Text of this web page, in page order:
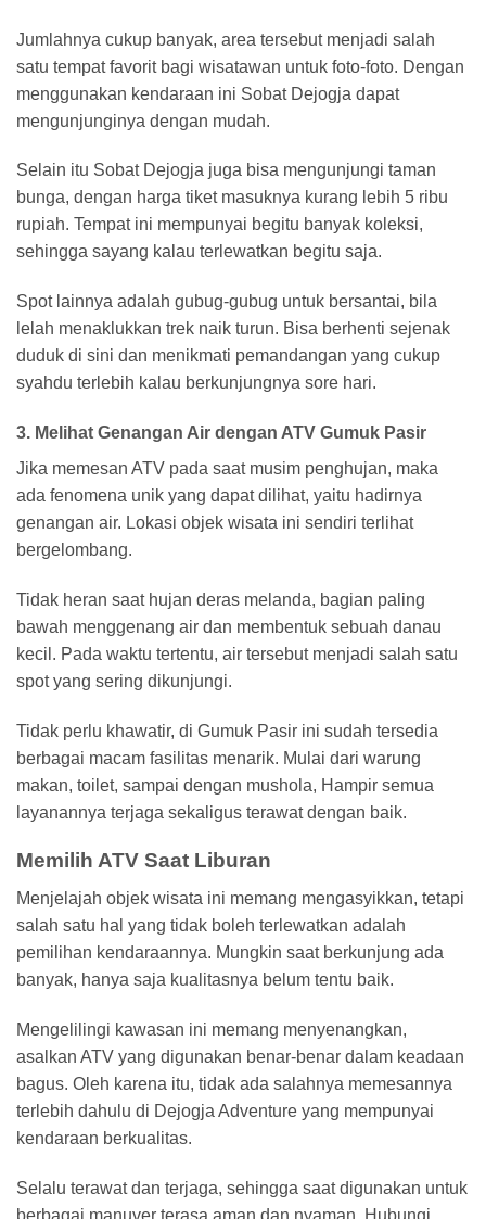
Jumlahnya cukup banyak, area tersebut menjadi salah
satu tempat favorit bagi wisatawan untuk foto-foto. Dengan
menggunakan kendaraan ini Sobat Dejogja dapat
mengunjunginya dengan mudah.
Selain itu Sobat Dejogja juga bisa mengunjungi taman
bunga, dengan harga tiket masuknya kurang lebih 5 ribu
rupiah. Tempat ini mempunyai begitu banyak koleksi,
sehingga sayang kalau terlewatkan begitu saja.
Spot lainnya adalah gubug-gubug untuk bersantai, bila
lelah menaklukkan trek naik turun. Bisa berhenti sejenak
duduk di sini dan menikmati pemandangan yang cukup
syahdu terlebih kalau berkunjungnya sore hari.
3. Melihat Genangan Air dengan ATV Gumuk Pasir
Jika memesan ATV pada saat musim penghujan, maka
ada fenomena unik yang dapat dilihat, yaitu hadirnya
genangan air. Lokasi objek wisata ini sendiri terlihat
bergelombang.
Tidak heran saat hujan deras melanda, bagian paling
bawah menggenang air dan membentuk sebuah danau
kecil. Pada waktu tertentu, air tersebut menjadi salah satu
spot yang sering dikunjungi.
Tidak perlu khawatir, di Gumuk Pasir ini sudah tersedia
berbagai macam fasilitas menarik. Mulai dari warung
makan, toilet, sampai dengan mushola, Hampir semua
layanannya terjaga sekaligus terawat dengan baik.
Memilih ATV Saat Liburan
Menjelajah objek wisata ini memang mengasyikkan, tetapi
salah satu hal yang tidak boleh terlewatkan adalah
pemilihan kendaraannya. Mungkin saat berkunjung ada
banyak, hanya saja kualitasnya belum tentu baik.
Mengelilingi kawasan ini memang menyenangkan,
asalkan ATV yang digunakan benar-benar dalam keadaan
bagus. Oleh karena itu, tidak ada salahnya memesannya
terlebih dahulu di Dejogja Adventure yang mempunyai
kendaraan berkualitas.
Selalu terawat dan terjaga, sehingga saat digunakan untuk
berbagai manuver terasa aman dan nyaman. Hubungi